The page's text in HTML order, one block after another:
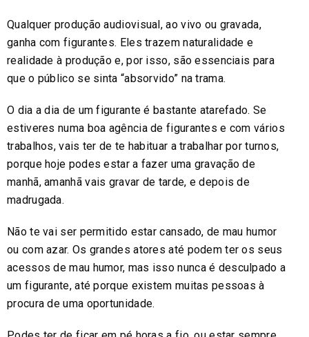
Qualquer produção audiovisual, ao vivo ou gravada,
ganha com figurantes. Eles trazem naturalidade e
realidade à produção e, por isso, são essenciais para
que o público se sinta “absorvido” na trama.
O dia a dia de um figurante é bastante atarefado. Se
estiveres numa boa agência de figurantes e com vários
trabalhos, vais ter de te habituar a trabalhar por turnos,
porque hoje podes estar a fazer uma gravação de
manhã, amanhã vais gravar de tarde, e depois de
madrugada.
Não te vai ser permitido estar cansado, de mau humor
ou com azar. Os grandes atores até podem ter os seus
acessos de mau humor, mas isso nunca é desculpado a
um figurante, até porque existem muitas pessoas à
procura de uma oportunidade.